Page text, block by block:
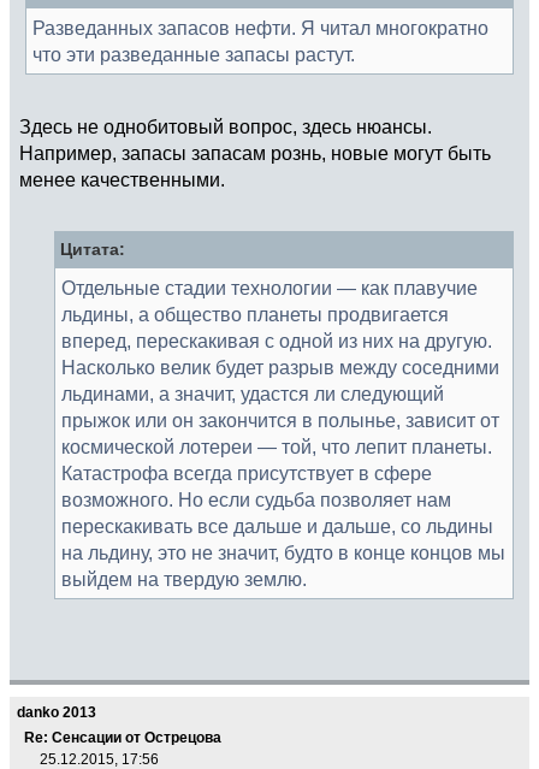
Разведанных запасов нефти. Я читал многократно
что эти разведанные запасы растут.
Здесь не однобитовый вопрос, здесь нюансы.
Например, запасы запасам рознь, новые могут быть
менее качественными.
Цитата:
Отдельные стадии технологии — как плавучие
льдины, а общество планеты продвигается
вперед, перескакивая с одной из них на другую.
Насколько велик будет разрыв между соседними
льдинами, а значит, удастся ли следующий
прыжок или он закончится в полынье, зависит от
космической лотереи — той, что лепит планеты.
Катастрофа всегда присутствует в сфере
возможного. Но если судьба позволяет нам
перескакивать все дальше и дальше, со льдины
на льдину, это не значит, будто в конце концов мы
выйдем на твердую землю.
danko 2013
Re: Сенсации от Острецова
25.12.2015, 17:56